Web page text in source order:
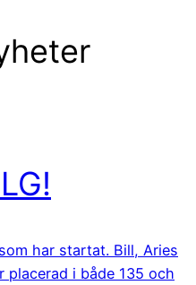
har startat. Bill, Aries
placerad i både 135 och